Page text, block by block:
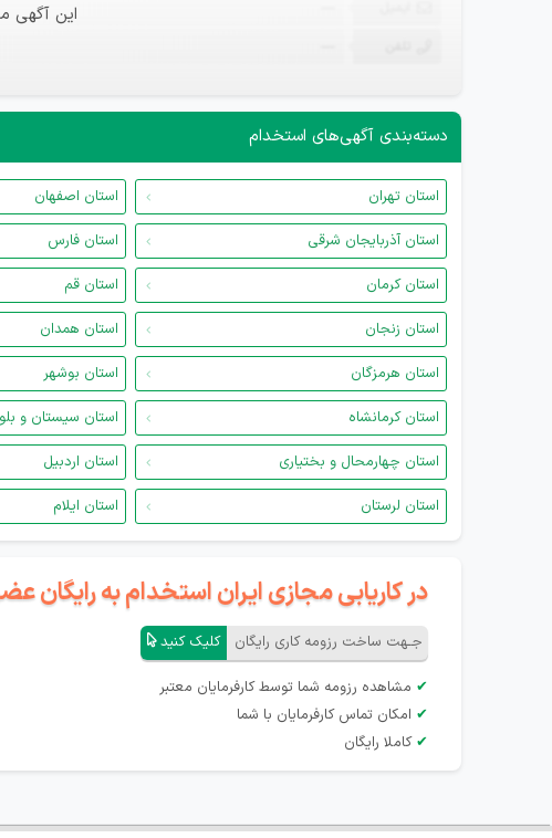
این آگهی
دسته‌بندی آگهی‌های استخدام
استان تهران استان اصفهان
استان آذربایجان شرقی
استان فارس
استان کرمان
استان قم
استان زنجان
استان همدان
استان هرمزگان
استان بوشهر
استان کرمانشاه
استان سیستان و
استان چهارمحال و بختیاری
استان اردبیل
استان لرستان
استان ایلام
در کاریابی مجازی ایران استخدام به رایگان
جـهت ساخت رزومه کاری رایگان کلیک کنید
✔ مشاهده رزومه شما توسط کارفرمایان معتبر
✔ امکان تماس کارفرمایان با شما
✔ کاملا رایگان